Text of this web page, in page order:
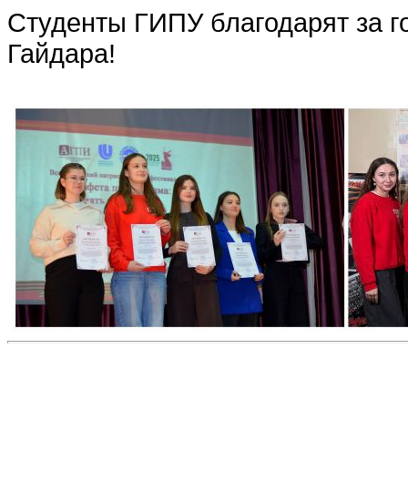
Студенты ГИПУ благодарят за
Гайдара!